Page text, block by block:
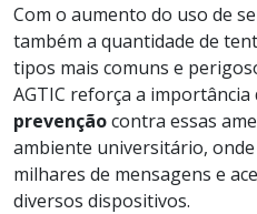
Com o aumento do uso de
também a quantidade de
tipos mais comuns e
AGTIC reforça a importância
prevençãocontra essas
ambiente universitário,
milhares de mensagens e
diversos dispositivos.